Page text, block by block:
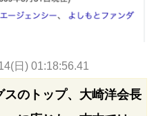
日) 01:18:56.41
のトップ、大崎洋会長